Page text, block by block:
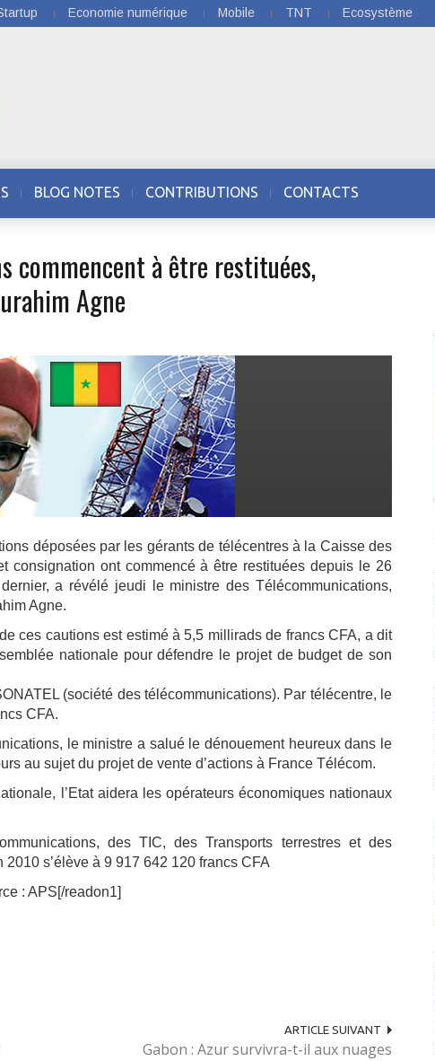
Economie numérique Mobile TNT Ecosystème
BLOG NOTES CONTRIBUTIONS CONTACTS
commencent à être restituées,
Agne
déposées par les gérants de télécentres à la Caisse des
consignation ont commencé à être restituées depuis le 26
a révélé jeudi le ministre des Télécommunications,
Agne.
ces cautions est estimé à 5,5 millirads de francs CFA, a dit
nationale pour défendre le projet de budget de son
(société des télécommunications). Par télécentre, le
CFA.
le ministre a salué le dénouement heureux dans le
au sujet du projet de vente d’actions à France Télécom.
l’Etat aidera les opérateurs économiques nationaux
des TIC, des Transports terrestres et des
s’élève à 9 917 642 120 francs CFA
: APS[/readon1]
ARTICLE SUIVANT
Gabon : Azur survivra-t-il aux nuages